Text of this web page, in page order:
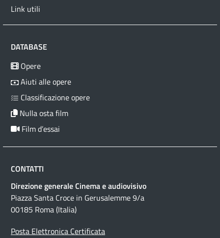
Link utili
DATABASE
Opere
Aiuti alle opere
Classificazione opere
Nulla osta film
Film d’essai
CONTATTI
Direzione generale Cinema e audiovisivo
Piazza Santa Croce in Gerusalemme 9/a
00185 Roma (Italia)
Posta Elettronica Certificata